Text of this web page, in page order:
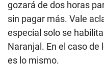
gozará de dos horas
sin pagar más. Vale
especial solo se
Naranjal. En el caso
es lo mismo.